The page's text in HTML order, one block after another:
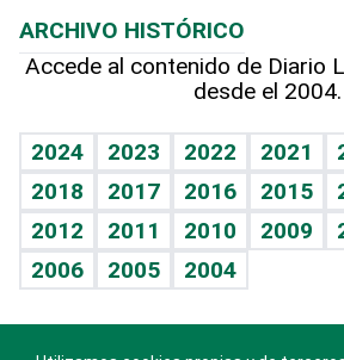
Hablando con el pediatra
Vida y familia
Eñe
Celebrando la vida
Sin complejos
En pocas palabras
TBT Deportivo
Más firmas
Hecho en casa
Guía del dinero
Cumpleaños
Horóscopos
Crucigramas
ARCHIVO HISTÓRICO
Accede al contenido de Diario
desde el 2004.
2024 2023 2022 2021
2018
2017 2016 2015
2012
2011 2010 2009
2006
2005 2004